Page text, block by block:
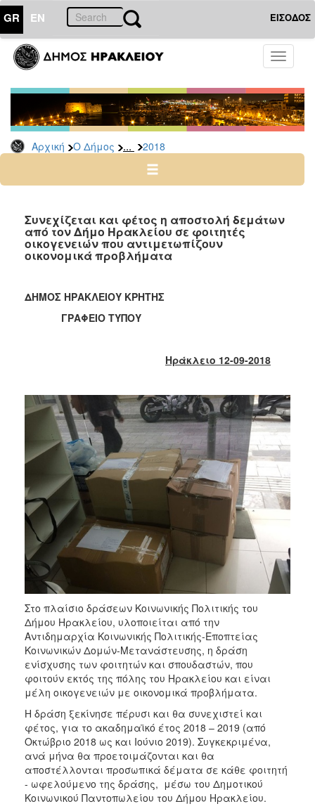
GR EN ΕΙΣΟΔΟΣ
Toggle
Αρχική Ο Δήμος ... 2018
ΔΗΜΟΣ
Δελτία
Τύπου
Αρχείο
2026
2024
2022
2021
2019
2018
2013
2012
2011
2010
2006
ΤΟΠΟΣ
ΠΟΛΙΤΙΣΜΟΣ
ΑΝΘΕΚΤΙΚΗ
ΠΟΛΗ
Συνεχίζεται και φέτος η αποστολή δεμάτων
από τον Δήμο Ηρακλείου σε φοιτητές
οικογενειών που αντιμετωπίζουν
οικονομικά προβλήματα
ΔΗΜΟΣ ΗΡΑΚΛΕΙΟΥ ΚΡΗΤΗΣ
ΓΡΑΦΕΙΟ ΤΥΠΟΥ
Ηράκλειο 12-09-2018
Στο πλαίσιο δράσεων Κοινωνικής Πολιτικής του
Δήμου Ηρακλείου, υλοποιείται από την
Αντιδημαρχία Κοινωνικής Πολιτικής-Εποπτείας
Κοινωνικών Δομών-Μετανάστευσης, η δράση
ενίσχυσης των φοιτητών και σπουδαστών, που
φοιτούν εκτός της πόλης του Ηρακλείου και είναι
μέλη οικογενειών με οικονομικά προβλήματα.
Η δράση ξεκίνησε πέρυσι και θα συνεχιστεί και
φέτος, για το ακαδημαϊκό έτος 2018 – 2019 (από
Οκτώβριο 2018 ως και Ιούνιο 2019). Συγκεκριμένα,
ανά μήνα θα προετοιμάζονται και θα
αποστέλλονται προσωπικά δέματα σε κάθε φοιτητή
- ωφελούμενο της δράσης, μέσω του Δημοτικού
Κοινωνικού Παντοπωλείου του Δήμου Ηρακλείου.